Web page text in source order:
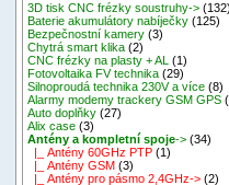
3D tisk CNC frézky soustruhy-> (132)
Baterie akumulátory nabíječky (125)
Bezpečnostní kamery (3)
Chytrá smart klika (2)
CNC frézky na plasty + AL
(1)
Fotovoltaika FV technika (29)
Silnoproudá technika 230V a více (8)
Alarmy modemy trackery GSM GPS
Auto doplňky (27)
Alix case (3)
Antény a kompletní spoje-> (34)
|_ Antény 60GHz PTP (1)
|_ Antény GSM (3)
|_ Antény pro pásmo 2,4GHz-> (2)